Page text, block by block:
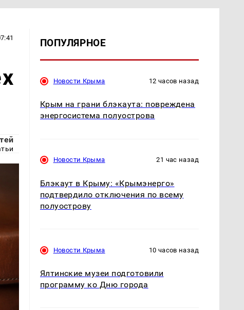
ПОПУЛЯРНОЕ
Новости Крыма 12 часов назад
Крым на грани блэкаута: повреждена
энергосистема полуострова
Новости Крыма 21 час назад
Блэкаут в Крыму: «Крымэнерго»
подтвердило отключения по всему
полуострову
Новости Крыма 10 часов назад
Ялтинские музеи подготовили
программу ко Дню города